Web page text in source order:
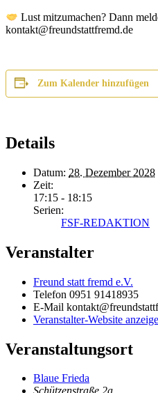
Lust mitzumachen? Dann
kontakt@freundstattfremd.de
Zum Kalender hinzufügen
Details
Datum: 28. Dezember 2028
Zeit:
17:15 - 18:15
Serien:
FSF-REDAKTION
Veranstalter
Freund statt fremd e.V.
Telefon 0951 91418935
E-Mail
Veranstalter-Website
Veranstaltungsort
Blaue Frieda